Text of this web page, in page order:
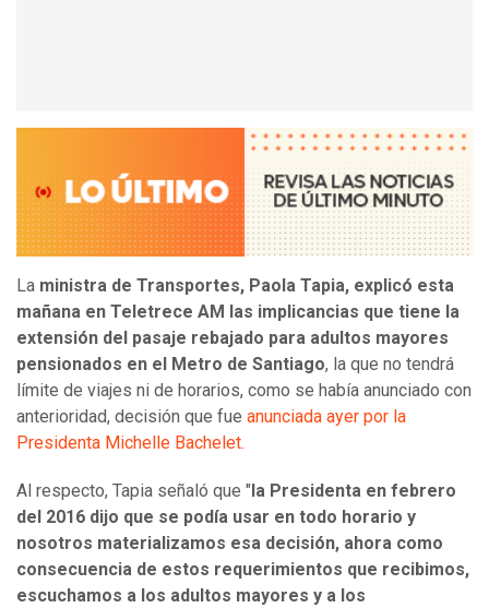
La ministra de Transportes, Paola Tapia, explicó esta
mañana en Teletrece AM las implicancias que tiene la
extensión del pasaje rebajado para adultos mayores
pensionados en el Metro de Santiago, la que no tendrá
límite de viajes ni de horarios, como se había anunciado con
anterioridad, decisión que fue anunciada ayer por la
Presidenta Michelle Bachelet.
Al respecto, Tapia señaló que " la Presidenta en febrero
del 2016 dijo que se podía usar en todo horario y
nosotros materializamos esa decisión, ahora como
consecuencia de estos requerimientos que recibimos,
escuchamos a los adultos mayores y a los